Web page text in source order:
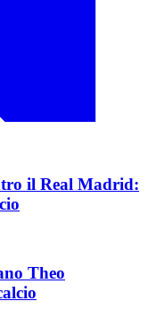
il Real Madrid:
Theo